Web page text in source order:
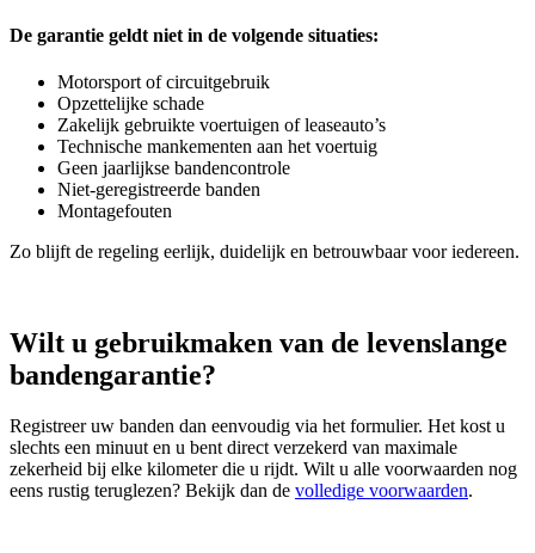
De garantie geldt niet in de volgende situaties:
Motorsport of circuitgebruik
Opzettelijke schade
Zakelijk gebruikte voertuigen of leaseauto’s
Technische mankementen aan het voertuig
Geen jaarlijkse bandencontrole
Niet‑geregistreerde banden
Montagefouten
Zo blijft de regeling eerlijk, duidelijk en betrouwbaar voor iedereen.
Wilt u gebruikmaken van de levenslange
bandengarantie?
Registreer uw banden dan eenvoudig via het formulier. Het kost u
slechts een minuut en u bent direct verzekerd van maximale
zekerheid bij elke kilometer die u rijdt. Wilt u alle voorwaarden nog
eens rustig teruglezen? Bekijk dan de volledige voorwaarden.